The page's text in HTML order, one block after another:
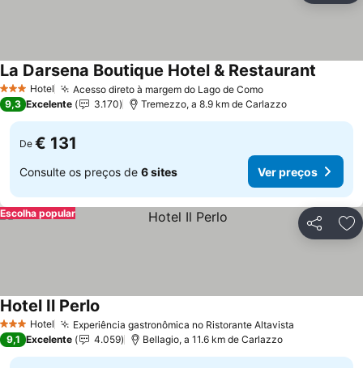
3 EstrelasHotel Acesso direto à margem do Lago de Como
La Darsena Boutique Hotel & Restaurant
9,3 Excelente 3.170 Tremezzo, a 8.9 km de Carlazzo
De € 131
Consulte os preços de 6 sites Ver preços
Partilhar
Escolha popular
3 EstrelasHotel Experiência gastronômica no Ristorante Altavista
Hotel Il Perlo
9,1 Excelente 4.059 Bellagio, a 11.6 km de Carlazzo